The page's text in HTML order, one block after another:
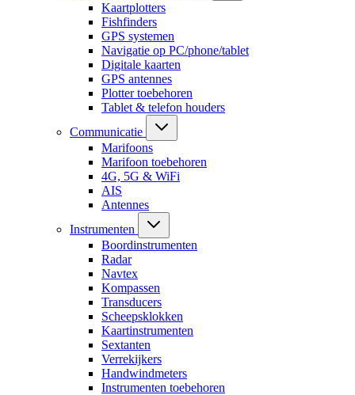
Kaartplotters
Fishfinders
GPS systemen
Navigatie op PC/phone/tablet
Digitale kaarten
GPS antennes
Plotter toebehoren
Tablet & telefon houders
Communicatie
Marifoons
Marifoon toebehoren
4G, 5G & WiFi
AIS
Antennes
Instrumenten
Boordinstrumenten
Radar
Navtex
Kompassen
Transducers
Scheepsklokken
Kaartinstrumenten
Sextanten
Verrekijkers
Handwindmeters
Instrumenten toebehoren